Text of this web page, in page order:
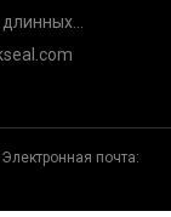
Плесень Ко, ООО
контейнеров
почта: